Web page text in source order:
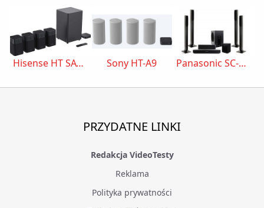
Hisense HT SATURN Sony HT-A9 Panasonic SC-BTT885EG
PRZYDATNE LINKI
Redakcja VideoTesty
Reklama
Polityka prywatności